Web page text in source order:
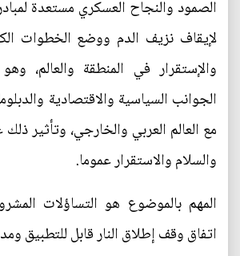
الصمود والنجاح العسكري مستعدة
لإيقاف نزيف الدم ووضع الخطوات
والإستقرار في المنطقة والعالم،
الجوانب السياسية والاقتصادية
مع العالم العربي والخارجي، وتأثير
والسلام والاستقرار عموما.
المهم بالموضوع هو التساؤلات
اتفاق وقف إطلاق النار قابل للتطبيق